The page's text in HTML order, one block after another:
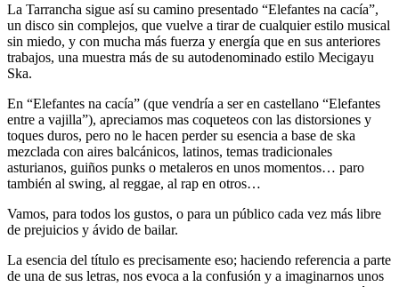
La Tarrancha sigue así su camino presentado “Elefantes na cacía”,
un disco sin complejos, que vuelve a tirar de cualquier estilo musical
sin miedo, y con mucha más fuerza y energía que en sus anteriores
trabajos, una muestra más de su autodenominado estilo Mecigayu
Ska.
En “Elefantes na cacía” (que vendría a ser en castellano “Elefantes
entre a vajilla”), apreciamos mas coqueteos con las distorsiones y
toques duros, pero no le hacen perder su esencia a base de ska
mezclada con aires balcánicos, latinos, temas tradicionales
asturianos, guiños punks o metaleros en unos momentos… paro
también al swing, al reggae, al rap en otros…
Vamos, para todos los gustos, o para un público cada vez más libre
de prejuicios y ávido de bailar.
La esencia del título es precisamente eso; haciendo referencia a parte
de una de sus letras, nos evoca a la confusión y a imaginarnos unos